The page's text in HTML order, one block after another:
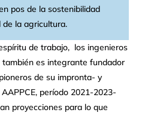
pos de la sostenibilidad
de la agricultura.
de trabajo, los ingenieros
es integrante fundador
de su impronta- y
período 2021-2023-
proyecciones para lo que